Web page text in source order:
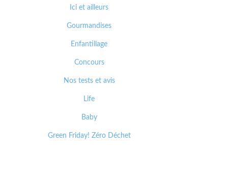
Ici et ailleurs
Gourmandises
Enfantillage
Concours
Nos tests et avis
Life
Baby
Green Friday! Zéro Déchet